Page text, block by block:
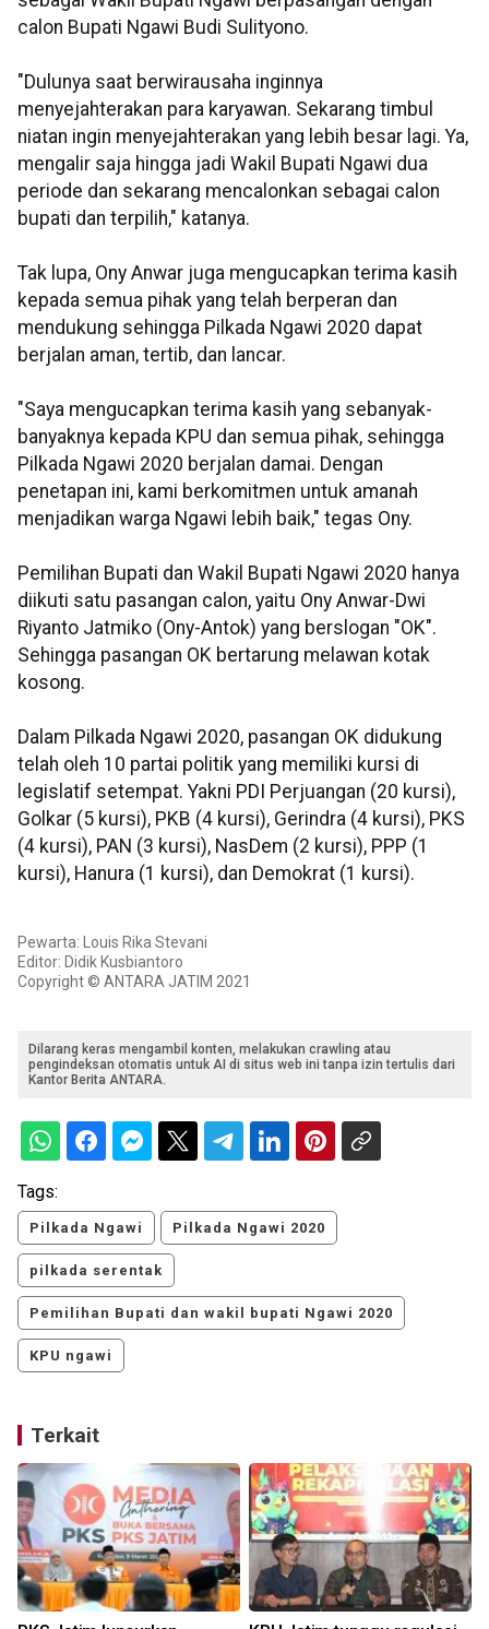
calon Bupati Ngawi Budi Sulityono.
"Dulunya saat berwirausaha inginnya
menyejahterakan para karyawan. Sekarang timbul
niatan ingin menyejahterakan yang lebih besar lagi. Ya,
mengalir saja hingga jadi Wakil Bupati Ngawi dua
periode dan sekarang mencalonkan sebagai calon
bupati dan terpilih," katanya.
Tak lupa, Ony Anwar juga mengucapkan terima kasih
kepada semua pihak yang telah berperan dan
mendukung sehingga Pilkada Ngawi 2020 dapat
berjalan aman, tertib, dan lancar.
"Saya mengucapkan terima kasih yang sebanyak-
banyaknya kepada KPU dan semua pihak, sehingga
Pilkada Ngawi 2020 berjalan damai. Dengan
penetapan ini, kami berkomitmen untuk amanah
menjadikan warga Ngawi lebih baik," tegas Ony.
Pemilihan Bupati dan Wakil Bupati Ngawi 2020 hanya
diikuti satu pasangan calon, yaitu Ony Anwar-Dwi
Riyanto Jatmiko (Ony-Antok) yang berslogan "OK".
Sehingga pasangan OK bertarung melawan kotak
kosong.
Dalam Pilkada Ngawi 2020, pasangan OK didukung
telah oleh 10 partai politik yang memiliki kursi di
legislatif setempat. Yakni PDI Perjuangan (20 kursi),
Golkar (5 kursi), PKB (4 kursi), Gerindra (4 kursi), PKS
(4 kursi), PAN (3 kursi), NasDem (2 kursi), PPP (1
kursi), Hanura (1 kursi), dan Demokrat (1 kursi).
Pewarta: Louis Rika Stevani
Editor: Didik Kusbiantoro
Copyright © ANTARA JATIM 2021
Dilarang keras mengambil konten, melakukan crawling atau
pengindeksan otomatis untuk AI di situs web ini tanpa izin tertulis dari
Kantor Berita ANTARA.
Tags:
Pilkada Ngawi Pilkada Ngawi 2020
pilkada serentak
Pemilihan Bupati dan wakil bupati Ngawi 2020
KPU ngawi
Terkait